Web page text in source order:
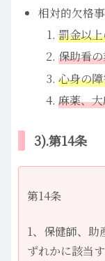
相対的欠格
罰金以
保助看
心身の
麻薬、
3).第14条
第14条
1、保健師、助
ずれかに該当